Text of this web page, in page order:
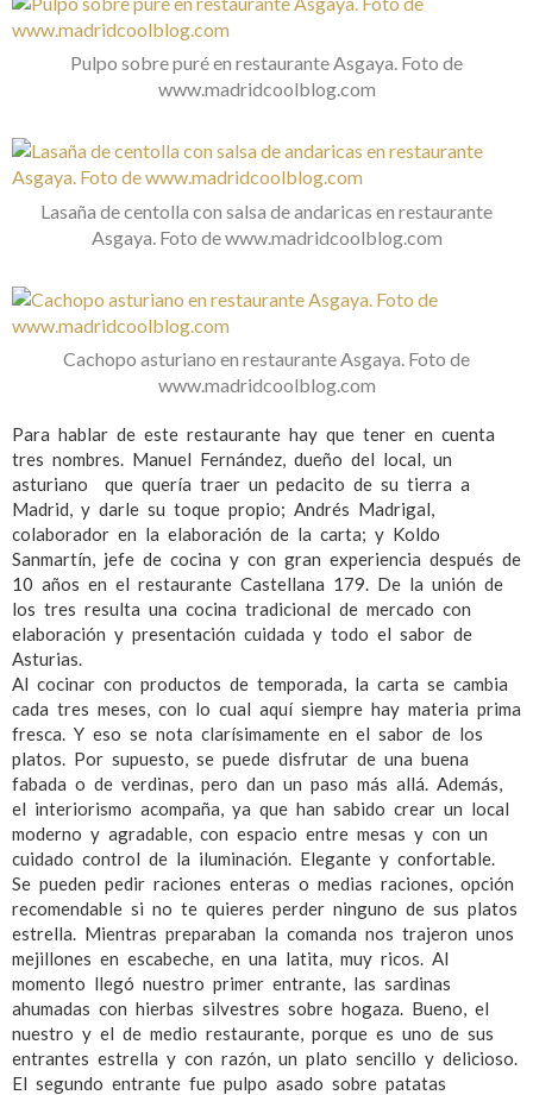
Pulpo sobre puré en restaurante Asgaya. Foto de
www.madridcoolblog.com
Lasaña de centolla con salsa de andaricas en restaurante
Asgaya. Foto de www.madridcoolblog.com
Cachopo asturiano en restaurante Asgaya. Foto de
www.madridcoolblog.com
Para hablar de este restaurante hay que tener en cuenta
tres nombres. Manuel Fernández, dueño del local, un
asturiano que quería traer un pedacito de su tierra a
Madrid, y darle su toque propio; Andrés Madrigal,
colaborador en la elaboración de la carta; y Koldo
Sanmartín, jefe de cocina y con gran experiencia después de
10 años en el restaurante Castellana 179. De la unión de
los tres resulta una cocina tradicional de mercado con
elaboración y presentación cuidada y todo el sabor de
Asturias.
Al cocinar con productos de temporada, la carta se cambia
cada tres meses, con lo cual aquí siempre hay materia prima
fresca. Y eso se nota clarísimamente en el sabor de los
platos. Por supuesto, se puede disfrutar de una buena
fabada o de verdinas, pero dan un paso más allá. Además,
el interiorismo acompaña, ya que han sabido crear un local
moderno y agradable, con espacio entre mesas y con un
cuidado control de la iluminación. Elegante y confortable.
Se pueden pedir raciones enteras o medias raciones, opción
recomendable si no te quieres perder ninguno de sus platos
estrella. Mientras preparaban la comanda nos trajeron unos
mejillones en escabeche, en una latita, muy ricos. Al
momento llegó nuestro primer entrante, las sardinas
ahumadas con hierbas silvestres sobre hogaza. Bueno, el
nuestro y el de medio restaurante, porque es uno de sus
entrantes estrella y con razón, un plato sencillo y delicioso.
El segundo entrante fue pulpo asado sobre patatas